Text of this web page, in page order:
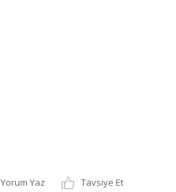
Yorum Yaz
Tavsiye Et